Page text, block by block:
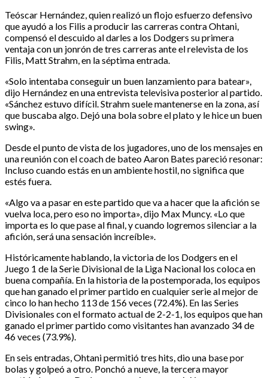
Teóscar Hernández, quien realizó un flojo esfuerzo defensivo
que ayudó a los Filis a producir las carreras contra Ohtani,
compensó el descuido al darles a los Dodgers su primera
ventaja con un jonrón de tres carreras ante el relevista de los
Filis, Matt Strahm, en la séptima entrada.
«Solo intentaba conseguir un buen lanzamiento para batear»,
dijo Hernández en una entrevista televisiva posterior al partido.
«Sánchez estuvo difícil. Strahm suele mantenerse en la zona, así
que buscaba algo. Dejó una bola sobre el plato y le hice un buen
swing».
Desde el punto de vista de los jugadores, uno de los mensajes en
una reunión con el coach de bateo Aaron Bates pareció resonar:
Incluso cuando estás en un ambiente hostil, no significa que
estés fuera.
«Algo va a pasar en este partido que va a hacer que la afición se
vuelva loca, pero eso no importa», dijo Max Muncy. «Lo que
importa es lo que pase al final, y cuando logremos silenciar a la
afición, será una sensación increíble».
Históricamente hablando, la victoria de los Dodgers en el
Juego 1 de la Serie Divisional de la Liga Nacional los coloca en
buena compañía. En la historia de la postemporada, los equipos
que han ganado el primer partido en cualquier serie al mejor de
cinco lo han hecho 113 de 156 veces (72.4%). En las Series
Divisionales con el formato actual de 2-2-1, los equipos que han
ganado el primer partido como visitantes han avanzado 34 de
46 veces (73.9%).
En seis entradas, Ohtani permitió tres hits, dio una base por
bolas y golpeó a otro. Ponchó a nueve, la tercera mayor